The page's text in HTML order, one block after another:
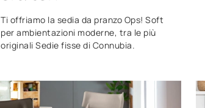
Ti offriamo la sedia da pranzo Ops! Soft
per ambientazioni moderne, tra le più
originali Sedie fisse di Connubia.